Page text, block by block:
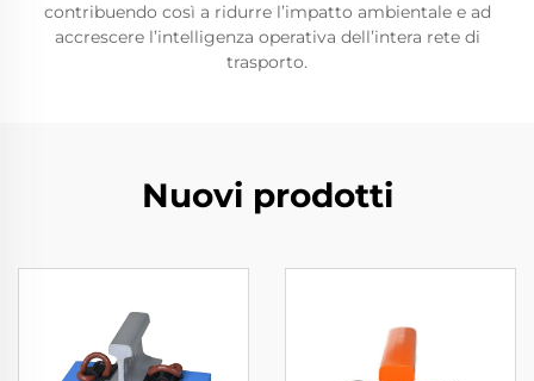
contribuendo così a ridurre l’impatto ambientale e ad
accrescere l’intelligenza operativa dell’intera rete di
trasporto.
Nuovi prodotti